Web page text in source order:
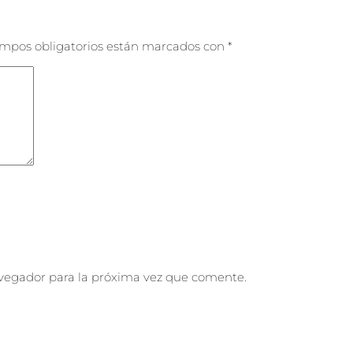
obligatorios están marcados con *
para la próxima vez que comente.